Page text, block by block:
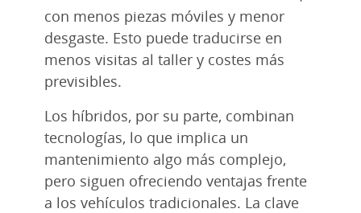
con menos piezas móviles y menor
desgaste. Esto puede traducirse en
menos visitas al taller y costes más
previsibles.
Los híbridos, por su parte, combinan
tecnologías, lo que implica un
mantenimiento algo más complejo,
pero siguen ofreciendo ventajas frente
a los vehículos tradicionales. La clave